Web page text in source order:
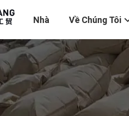
Nhà Về Chúng Tôi